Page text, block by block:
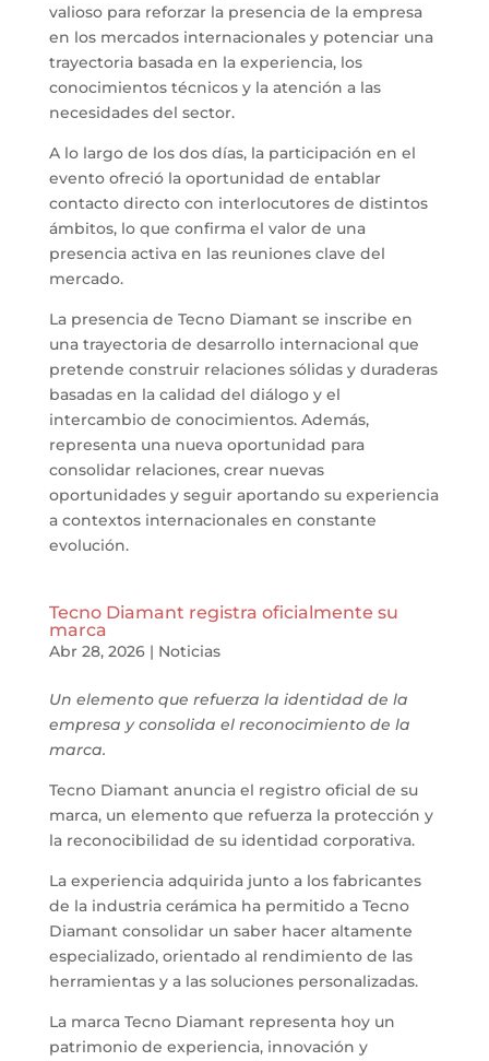
valioso para reforzar la presencia de la empresa
en los mercados internacionales y potenciar una
trayectoria basada en la experiencia, los
conocimientos técnicos y la atención a las
necesidades del sector.
A lo largo de los dos días, la participación en el
evento ofreció la oportunidad de entablar
contacto directo con interlocutores de distintos
ámbitos, lo que confirma el valor de una
presencia activa en las reuniones clave del
mercado.
La presencia de Tecno Diamant se inscribe en
una trayectoria de desarrollo internacional que
pretende construir relaciones sólidas y duraderas
basadas en la calidad del diálogo y el
intercambio de conocimientos. Además,
representa una nueva oportunidad para
consolidar relaciones, crear nuevas
oportunidades y seguir aportando su experiencia
a contextos internacionales en constante
evolución.
Tecno Diamant registra oficialmente su
marca
Abr 28, 2026| Noticias
Un elemento que refuerza la identidad de la
empresa y consolida el reconocimiento de la
marca.
Tecno Diamant anuncia el registro oficial de su
marca, un elemento que refuerza la protección y
la reconocibilidad de su identidad corporativa.
La experiencia adquirida junto a los fabricantes
de la industria cerámica ha permitido a Tecno
Diamant consolidar un saber hacer altamente
especializado, orientado al rendimiento de las
herramientas y a las soluciones personalizadas.
La marca Tecno Diamant representa hoy un
patrimonio de experiencia, innovación y